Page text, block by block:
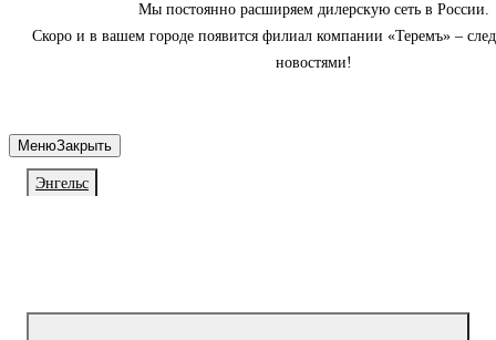
Мы постоянно расширяем дилерскую сеть в России.
Скоро и в вашем городе появится филиал компании «Теремъ» –
новостями!
Энгельс
МенюЗакрыть